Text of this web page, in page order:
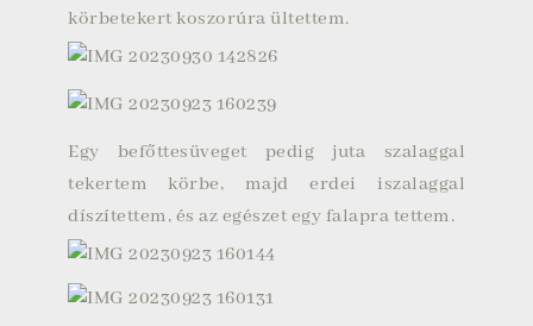
körbetekert koszorúra ültettem.
Egy befőttesüveget pedig juta szalaggal
tekertem körbe, majd erdei iszalaggal
díszítettem, és az egészet egy falapra tettem.